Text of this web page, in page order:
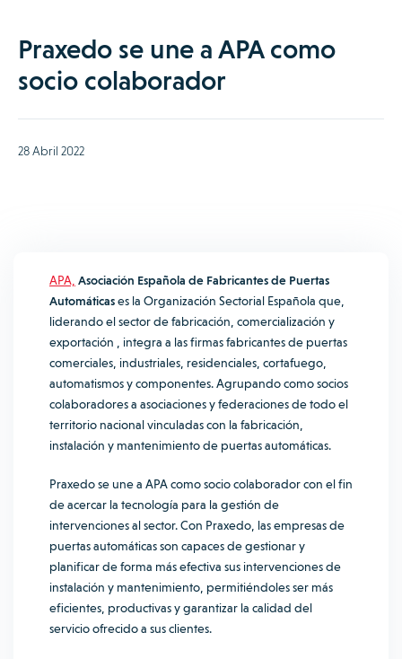
Praxedo se une a APA como
socio colaborador
28 Abril 2022
APA, Asociación Española de Fabricantes de Puertas
Automáticases la Organización Sectorial Española que,
liderando el sector de fabricación, comercialización y
exportación , integra a las firmas fabricantes de puertas
comerciales, industriales, residenciales, cortafuego,
automatismos y componentes. Agrupando como socios
colaboradores a asociaciones y federaciones de todo el
territorio nacional vinculadas con la fabricación,
instalación y mantenimiento de puertas automáticas.
Praxedo se une a APA como socio colaborador con el fin
de acercar la tecnología para la gestión de
intervenciones al sector. Con Praxedo, las empresas de
puertas automáticas son capaces de gestionar y
planificar de forma más efectiva sus intervenciones de
instalación y mantenimiento, permitiéndoles ser más
eficientes, productivas y garantizar la calidad del
servicio ofrecido a sus clientes.